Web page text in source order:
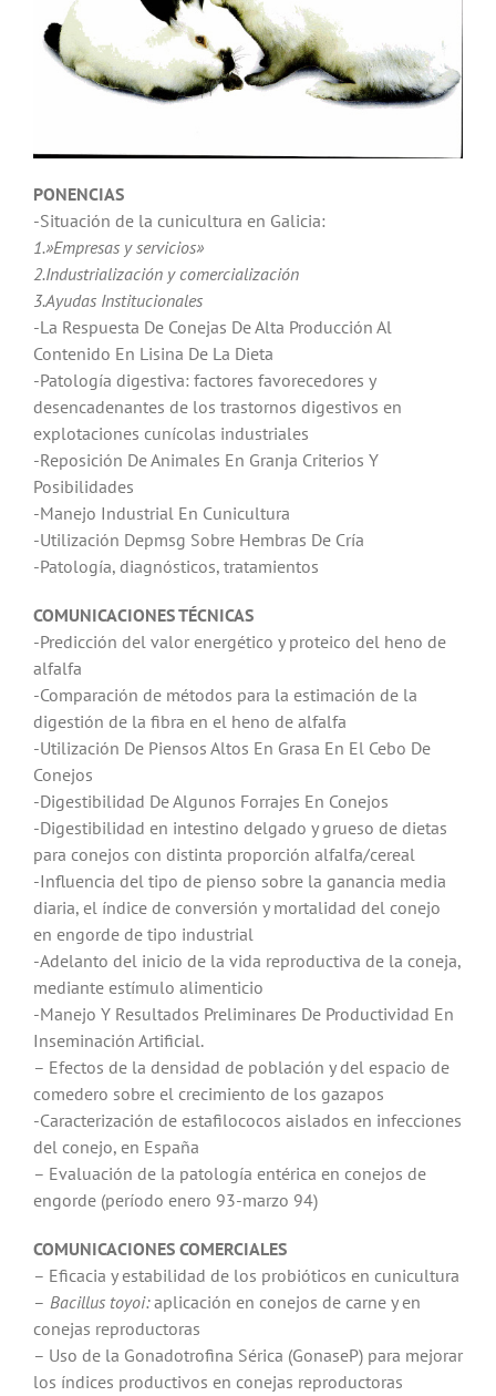
PONENCIAS
-Situación de la cunicultura en Galicia:
1.»Empresas y servicios»
2.Industrialización y comercialización
3.Ayudas Institucionales
-La Respuesta De Conejas De Alta Producción Al
Contenido En Lisina De La Dieta
-Patología digestiva: factores favorecedores y
desencadenantes de los trastornos digestivos en
explotaciones cunícolas industriales
-Reposición De Animales En Granja Criterios Y
Posibilidades
-Manejo Industrial En Cunicultura
-Utilización Depmsg Sobre Hembras De Cría
-Patología, diagnósticos, tratamientos
COMUNICACIONES TÉCNICAS
-Predicción del valor energético y proteico del heno de
alfalfa
-Comparación de métodos para la estimación de la
digestión de la fibra en el heno de alfalfa
-Utilización De Piensos Altos En Grasa En El Cebo De
Conejos
-Digestibilidad De Algunos Forrajes En Conejos
-Digestibilidad en intestino delgado y grueso de dietas
para conejos con distinta proporción alfalfa/cereal
-Influencia del tipo de pienso sobre la ganancia media
diaria, el índice de conversión y mortalidad del conejo
en engorde de tipo industrial
-Adelanto del inicio de la vida reproductiva de la coneja,
mediante estímulo alimenticio
-Manejo Y Resultados Preliminares De Productividad En
Inseminación Artificial.
– Efectos de la densidad de población y del espacio de
comedero sobre el crecimiento de los gazapos
-Caracterización de estafilococos aislados en infecciones
del conejo, en España
– Evaluación de la patología entérica en conejos de
engorde (período enero 93-marzo 94)
COMUNICACIONES COMERCIALES
– Eficacia y estabilidad de los probióticos en cunicultura
– Bacillus toyoi:aplicación en conejos de carne y en
conejas reproductoras
– Uso de la Gonadotrofina Sérica (GonaseP) para mejorar
los índices productivos en conejas reproductoras